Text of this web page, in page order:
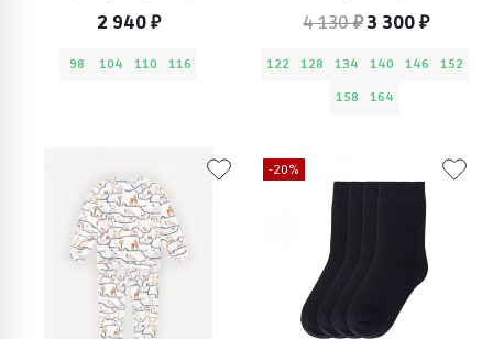
2 940 ₽
98 104 110 116
4 130 ₽3 300 ₽
122 128 134 140 146
152
158
164
-20%